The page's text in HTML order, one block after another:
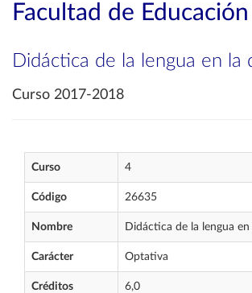
Facultad de Educación
Didáctica de la lengua en la
Curso 2017-2018
Curso 4
Código 26635
Nombre Didáctica de la lengua en
Carácter Optativa
Créditos 6,0